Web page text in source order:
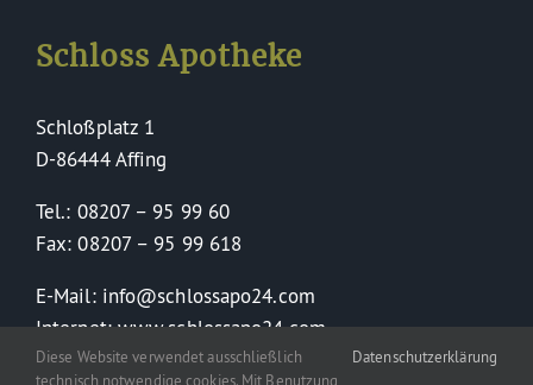
Schloss Apotheke
Schloßplatz 1
D-86444 Affing
Tel.: 08207 – 95 99 60
Fax: 08207 – 95 99 618
E-Mail: info@schlossapo24.com
Internet: www.schlossapo24.com
Diese Website verwendet ausschließlich
technisch notwendige cookies. Mit Benutzung
Datenschutzerklärung